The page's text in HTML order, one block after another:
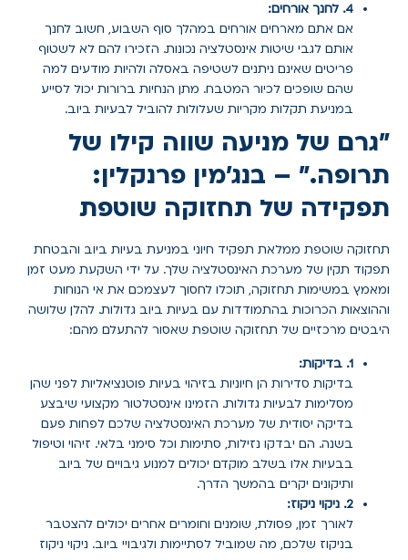
4. לחנך אורחים:
אם אתם מארחים אורחים במהלך סוף השבוע, חשוב לחנך
אותם לגבי שיטות אינסטלציה נכונות. הזכירו להם לא לשטוף
פריטים שאינם ניתנים לשטיפה באסלה ולהיות מודעים למה
שהם שופכים לכיור המטבח. מתן הנחיות ברורות יכול לסייע
במניעת תקלות מקריות שעלולות להוביל לבעיות ביוב.
"גרם של מניעה שווה קילו של
תרופה." – בנג'מין פרנקלין:
תפקידה של תחזוקה שוטפת
תחזוקה שוטפת ממלאת תפקיד חיוני במניעת בעיות ביוב והבטחת
תפקוד תקין של מערכת האינסטלציה שלך. על ידי השקעת מעט זמן
ומאמץ במשימות תחזוקה, תוכלו לחסוך לעצמכם את אי הנוחות
וההוצאות הכרוכות בהתמודדות עם בעיות ביוב גדולות. להלן שלושה
היבטים מרכזיים של תחזוקה שוטפת שאסור להתעלם מהם:
1. בדיקות:
בדיקות סדירות הן חיוניות בזיהוי בעיות פוטנציאליות לפני שהן
מסלימות לבעיות גדולות. הזמינו אינסטלטור מקצועי שיבצע
בדיקה יסודית של מערכת האינסטלציה שלכם לפחות פעם
בשנה. הם יבדקו נזילות, סתימות וכל סימני בלאי. זיהוי וטיפול
בבעיות אלו בשלב מוקדם יכולים למנוע גיבויים של ביוב
ותיקונים יקרים בהמשך הדרך.
2. ניקוי ניקוז:
לאורך זמן, פסולת, שומנים וחומרים אחרים יכולים להצטבר
בניקוז שלכם, מה שמוביל לסתיימות ולגיבויי ביוב. ניקוי ניקוז